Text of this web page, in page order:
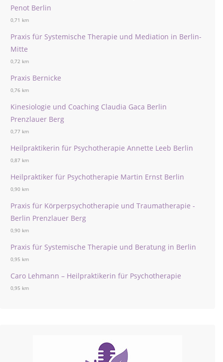
Penot Berlin
0,71 km
Praxis für Systemische Therapie und Mediation in Berlin-
Mitte
0,72 km
Praxis Bernicke
0,76 km
Kinesiologie und Coaching Claudia Gaca Berlin
Prenzlauer Berg
0,77 km
Heilpraktikerin für Psychotherapie Annette Leeb Berlin
0,87 km
Heilpraktiker für Psychotherapie Martin Ernst Berlin
0,90 km
Praxis für Körperpsychotherapie und Traumatherapie -
Berlin Prenzlauer Berg
0,90 km
Praxis für Systemische Therapie und Beratung in Berlin
0,95 km
Caro Lehmann – Heilpraktikerin für Psychotherapie
0,95 km